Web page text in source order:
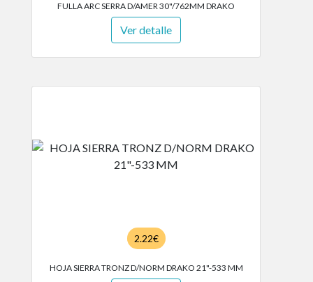
FULLA ARC SERRA D/AMER 30"/762MM DRAKO
Ver detalle
2.22€
HOJA SIERRA TRONZ D/NORM DRAKO 21"-533 MM